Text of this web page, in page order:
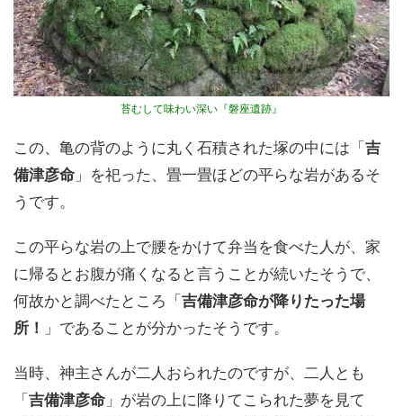
苔むして味わい深い『磐座遺跡』
この、亀の背のように丸く石積された塚の中には「吉
備津彦命 」を祀った、畳一畳ほどの平らな岩があるそ
うです。
この平らな岩の上で腰をかけて弁当を食べた人が、家
に帰るとお腹が痛くなると言うことが続いたそうで、
何故かと調べたところ「吉備津彦命が降りたった場
所！
」であることが分かったそうです。
当時、神主さんが二人おられたのですが、二人とも
「吉備津彦命 」が岩の上に降りてこられた夢を見て